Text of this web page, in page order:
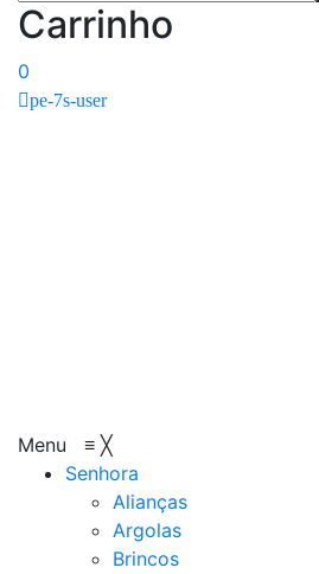
Carrinho
0
pe-7s-user
Menu ≡ ╳
Senhora
Alianças
Argolas
Brincos